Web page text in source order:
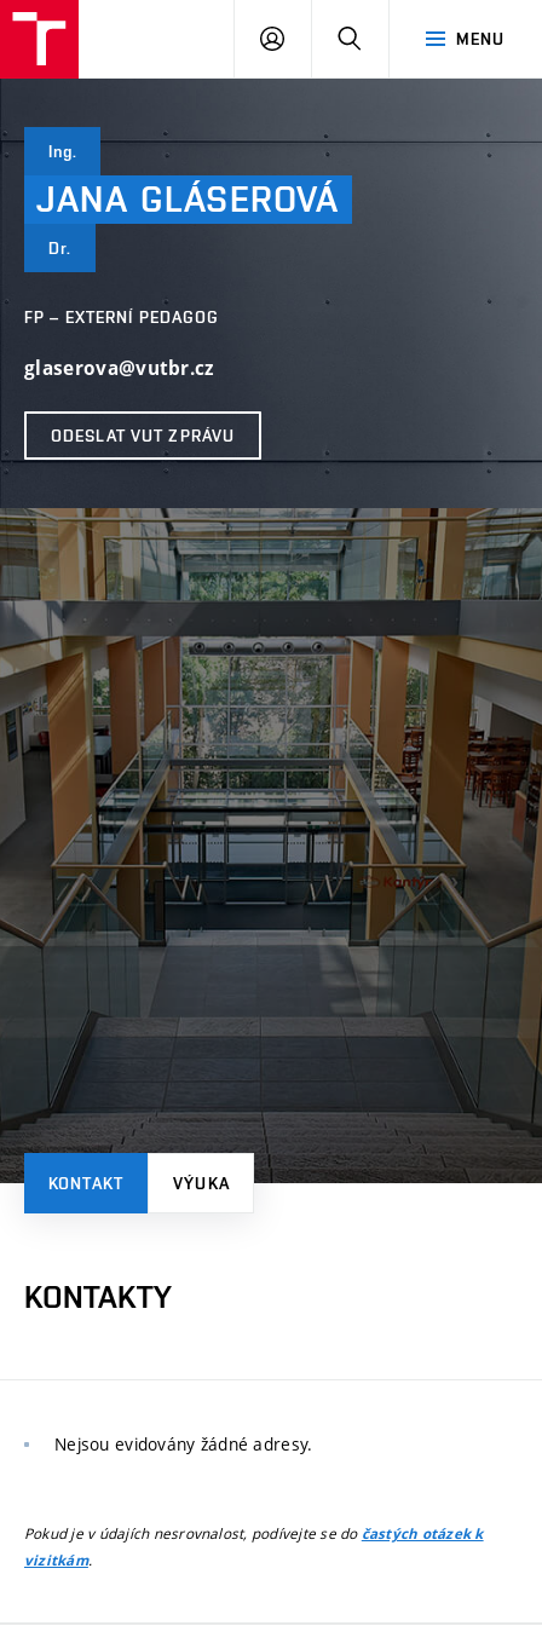
MENU
PŘIHLÁSIT
Ing.
JANA GLÁSEROVÁ
Dr.
FP – EXTERNÍ PEDAGOG
glaserova@vutbr.cz
ODESLAT VUT ZPRÁVU
KONTAKT VÝUKA
KONTAKTY
Nejsou evidovány žádné adresy.
Pokud je v údajích nesrovnalost, podívejte se do častých otázek k
vizitkám.